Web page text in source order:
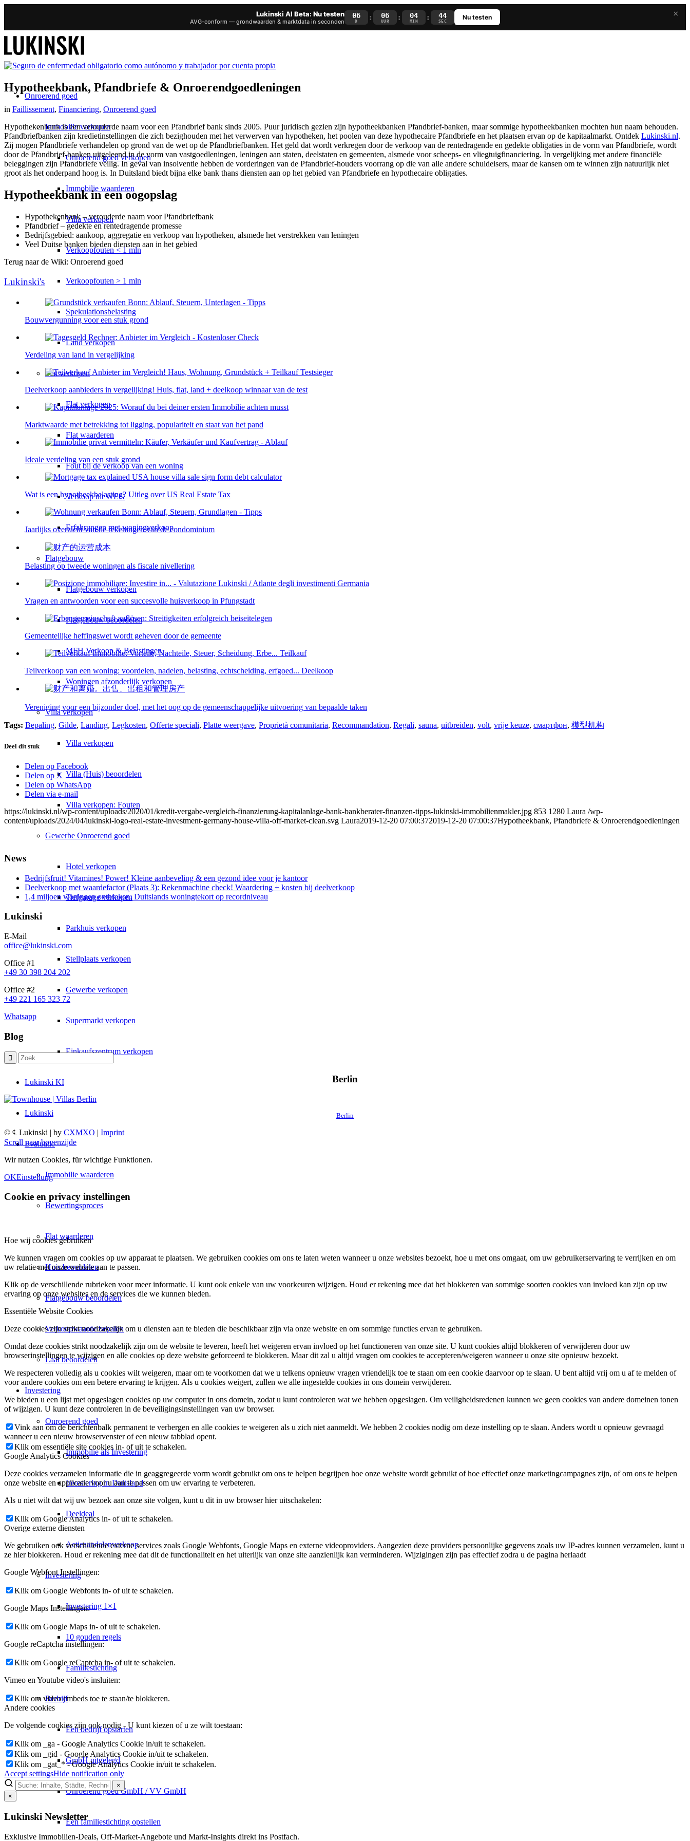
×
Lukinski AI Beta: Nu testen
AVG-conform — grondwaarden & marktdata in seconden
06
D : 06
UUR : 04
MIN : 43
SEC Nu testen
Onroerend goed
Immobilie verkopen
Onroerend goed verkopen
Immobilie waarderen
Villa verkopen
Verkoopfouten < 1 mln
Verkoopfouten > 1 mln
Spekulationsbelasting
Land verkopen
Flatverkopen
Flat verkopen
Flat waarderen
Fout bij de verkoop van een woning
Verkoop uit WEG
Erfahrungen met woningverkoop
Flatgebouw
Flatgebouw verkopen
Flatgebouw beoordelen
MFH Verkoop & Belastingen
Woningen afzonderlijk verkopen
Villaverkopen
Villa verkopen
Villa (Huis) beoordelen
Villa verkopen: Fouten
Gewerbe Onroerend goed
Hotel verkopen
Tiefgarage verkopen
Parkhuis verkopen
Stellplaats verkopen
Gewerbe verkopen
Supermarkt verkopen
Einkaufszentrum verkopen
Lukinski KI
Lukinski
Evaluatie
Immobilie waarderen
Bewertingsproces
Flat waarderen
Huis beoordelen
Flatgebouw beoordelen
Verkoopwaarde bepalen
Laat beoordelen
Investering
Onroerend goed
Immobilie als Investering
Investering in Duitsland
Deeldeal
Actieaandelenverkoop
Investering
Investering 1×1
10 gouden regels
Familiestichting
Bedrijf
Een bedrijf opstarten
GmbH uitgelegd
Onroerend goed GmbH / VV GmbH
Een familiestichting opstellen
Hypotheekbank, Pfandbriefe & Onroerendgoedleningen
in Faillissement, Financiering, Onroerend goed
Hypothekenbank is een verouderde naam voor een Pfandbrief bank sinds 2005. Puur juridisch gezien zijn hypotheekbanken Pfandbrief-banken, maar sommige hypotheekbanken mochten hun naam behouden.
Pfandbriefbanken zijn kredietinstellingen die zich bezighouden met het verwerven van hypotheken, het poolen van deze hypothecaire Pfandbriefe en het plaatsen ervan op de kapitaalmarkt. Ontdek Lukinski.nl.
Zij mogen Pfandbriefe verhandelen op grond van de wet op de Pfandbriefbanken. Het geld dat wordt verkregen door de verkoop van de rentedragende en gedekte obligaties in de vorm van Pfandbriefe, wordt
door de Pfandbrief-banken uitgeleend in de vorm van vastgoedleningen, leningen aan staten, deelstaten en gemeenten, alsmede voor scheeps- en vliegtuigfinanciering. In vergelijking met andere financiële
beleggingen zijn Pfandbriefe veilig. In geval van insolventie hebben de vorderingen van de Pfandbrief-houders voorrang op die van alle andere schuldeisers, maar de kansen om te winnen zijn natuurlijk niet
groot als het onderpand hoog is. In Duitsland biedt bijna elke bank thans diensten aan op het gebied van Pfandbriefe en hypothecaire obligaties.
Hypotheekbank in een oogopslag
Hypothekenbank – verouderde naam voor Pfandbriefbank
Pfandbrief – gedekte en rentedragende promesse
Bedrijfsgebied: aankoop, aggregatie en verkoop van hypotheken, alsmede het verstrekken van leningen
Veel Duitse banken bieden diensten aan in het gebied
Terug naar de Wiki: Onroerend goed
Lukinski's
Bouwvergunning voor een stuk grond
Verdeling van land in vergelijking
Deelverkoop aanbieders in vergelijking! Huis, flat, land + deelkoop winnaar van de test
Marktwaarde met betrekking tot ligging, populariteit en staat van het pand
Ideale verdeling van een stuk grond
Wat is een hypotheekbelasting? Uitleg over US Real Estate Tax
Jaarlijks overzicht van de rekeningen van de condominium
Belasting op tweede woningen als fiscale nivellering
Vragen en antwoorden voor een succesvolle huisverkoop in Pfungstadt
Gemeentelijke heffingswet wordt geheven door de gemeente
Teilverkoop van een woning: voordelen, nadelen, belasting, echtscheiding, erfgoed... Deelkoop
Vereniging voor een bijzonder doel, met het oog op de gemeenschappelijke uitvoering van bepaalde taken
Tags: Bepaling, Gilde, Landing, Legkosten, Offerte speciali, Platte weergave, Proprietà comunitaria, Recommandation, Regali, sauna, uitbreiden, volt, vrije keuze, смартфон, 模型机构
Deel dit stuk
Delen op Facebook
Delen op X
Delen op WhatsApp
Delen via e-mail
https://lukinski.nl/wp-content/uploads/2020/01/kredit-vergabe-vergleich-finanzierung-kapitalanlage-bank-bankberater-finanzen-tipps-lukinski-immobilienmakler.jpg 853 1280 Laura /wp-
content/uploads/2024/04/lukinski-logo-real-estate-investment-germany-house-villa-off-market-clean.svg Laura2019-12-20 07:00:372019-12-20 07:00:37Hypotheekbank, Pfandbriefe & Onroerendgoedleningen
News
Bedrijfsfruit! Vitamines! Power! Kleine aanbeveling & een gezond idee voor je kantoor
Deelverkoop met waardefactor (Plaats 3): Rekenmachine check! Waardering + kosten bij deelverkoop
1,4 miljoen woningen ontbreken: Duitslands woningtekort op recordniveau
Lukinski
E-Mail
office@lukinski.com
Office #1
+49 30 398 204 202
Office #2
+49 221 165 323 72
Whatsapp
Blog
Berlin
Berlin
© ℄ Lukinski | by CXMXO | Imprint
Scroll naar bovenzijde
Wir nutzen Cookies, für wichtige Funktionen.
OKEinstellung
Cookie en privacy instellingen
Hoe wij cookies gebruiken
We kunnen vragen om cookies op uw apparaat te plaatsen. We gebruiken cookies om ons te laten weten wanneer u onze websites bezoekt, hoe u met ons omgaat, om uw gebruikerservaring te verrijken en om
uw relatie met onze website aan te passen.
Klik op de verschillende rubrieken voor meer informatie. U kunt ook enkele van uw voorkeuren wijzigen. Houd er rekening mee dat het blokkeren van sommige soorten cookies van invloed kan zijn op uw
ervaring op onze websites en de services die we kunnen bieden.
Essentiële Website Cookies
Deze cookies zijn strikt noodzakelijk om u diensten aan te bieden die beschikbaar zijn via onze website en om sommige functies ervan te gebruiken.
Omdat deze cookies strikt noodzakelijk zijn om de website te leveren, heeft het weigeren ervan invloed op het functioneren van onze site. U kunt cookies altijd blokkeren of verwijderen door uw
browserinstellingen te wijzigen en alle cookies op deze website geforceerd te blokkeren. Maar dit zal u altijd vragen om cookies te accepteren/weigeren wanneer u onze site opnieuw bezoekt.
We respecteren volledig als u cookies wilt weigeren, maar om te voorkomen dat we u telkens opnieuw vragen vriendelijk toe te staan om een cookie daarvoor op te slaan. U bent altijd vrij om u af te melden of
voor andere cookies om een betere ervaring te krijgen. Als u cookies weigert, zullen we alle ingestelde cookies in ons domein verwijderen.
We bieden u een lijst met opgeslagen cookies op uw computer in ons domein, zodat u kunt controleren wat we hebben opgeslagen. Om veiligheidsredenen kunnen we geen cookies van andere domeinen tonen
of wijzigen. U kunt deze controleren in de beveiligingsinstellingen van uw browser.
Vink aan om de berichtenbalk permanent te verbergen en alle cookies te weigeren als u zich niet aanmeldt. We hebben 2 cookies nodig om deze instelling op te slaan. Anders wordt u opnieuw gevraagd
wanneer u een nieuw browservenster of een nieuw tabblad opent.
Klik om essentiële site cookies in- of uit te schakelen.
Google Analytics Cookies
Deze cookies verzamelen informatie die in geaggregeerde vorm wordt gebruikt om ons te helpen begrijpen hoe onze website wordt gebruikt of hoe effectief onze marketingcampagnes zijn, of om ons te helpen
onze website en applicatie voor u aan te passen om uw ervaring te verbeteren.
Als u niet wilt dat wij uw bezoek aan onze site volgen, kunt u dit in uw browser hier uitschakelen:
Klik om Google Analytics in- of uit te schakelen.
Overige externe diensten
We gebruiken ook verschillende externe services zoals Google Webfonts, Google Maps en externe videoproviders. Aangezien deze providers persoonlijke gegevens zoals uw IP-adres kunnen verzamelen, kunt u
ze hier blokkeren. Houd er rekening mee dat dit de functionaliteit en het uiterlijk van onze site aanzienlijk kan verminderen. Wijzigingen zijn pas effectief zodra u de pagina herlaadt
Google Webfont Instellingen:
Klik om Google Webfonts in- of uit te schakelen.
Google Maps Instellingen:
Klik om Google Maps in- of uit te schakelen.
Google reCaptcha instellingen:
Klik om Google reCaptcha in- of uit te schakelen.
Vimeo en Youtube video's insluiten:
Klik om video embeds toe te staan/te blokkeren.
Andere cookies
De volgende cookies zijn ook nodig - U kunt kiezen of u ze wilt toestaan:
Klik om _ga - Google Analytics Cookie in/uit te schakelen.
Klik om _gid - Google Analytics Cookie in/uit te schakelen.
Klik om _gat_* - Google Analytics Cookie in/uit te schakelen.
Accept settingsHide notification only
×
×
Lukinski Newsletter
Exklusive Immobilien-Deals, Off-Market-Angebote und Markt-Insights direkt ins Postfach.